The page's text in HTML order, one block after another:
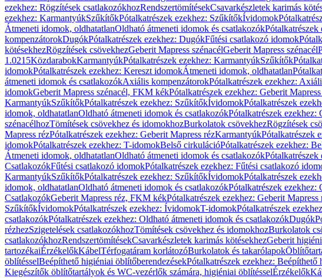
ezekhez: Rögzítések csatlakozókhozRendszertömítésekCsavarkészletek karimás
ezekhez: KarmantyúkSzűkítőkPótalkatrészek ezekhez: SzűkítőkÍvidomok
Átmeneti idomok, oldhatatlanOldható átmeneti idomok és csatlakozókPótalkatrészek
kompenzátorokDugókPótalkatrészek ezekhez: DugókFűtési csatlakozó idomok
kötésekhezRögzítések csövekhezGeberit Mapress szénacélGeberit Mapress szénacél
1.0215KözdarabokKarmantyúkPótalkatrészek ezekhez: KarmantyúkSzűkítők
idomokPótalkatrészek ezekhez: Kereszt idomokÁtmeneti idomok, oldhatatlan
átmeneti idomok és csatlakozókAxiális kompenzátorokPótalkatrészek ezekhez:
idomokGeberit Mapress szénacél, FKM kékPótalkatrészek ezekhez: Geberit
KarmantyúkSzűkítőkPótalkatrészek ezekhez: SzűkítőkÍvidomokPótalkatrészek
idomok, oldhatatlanOldható átmeneti idomok és csatlakozókPótalkatrészek ezekhez:
szénacélhozTömítések csövekhez és idomokhozBurkolatok csövekhezRögzítések
Mapress rézPótalkatrészek ezekhez: Geberit Mapress rézKarmantyúkPótalkatrészek
idomokPótalkatrészek ezekhez: T-idomokBelső cirkulációPótalkatrészek ezekhez:
Átmeneti idomok, oldhatatlanOldható átmeneti idomok és csatlakozókPótalkatrészek
CsatlakozókFűtési csatlakozó idomokPótalkatrészek ezekhez: Fűtési csatlakozó
KarmantyúkSzűkítőkPótalkatrészek ezekhez: SzűkítőkÍvidomokPótalkatrészek
idomok, oldhatatlanOldható átmeneti idomok és csatlakozókPótalkatrészek ezekhez:
CsatlakozókGeberit Mapress réz, FKM kékPótalkatrészek ezekhez: Geberit
SzűkítőkÍvidomokPótalkatrészek ezekhez: ÍvidomokT-idomokPótalkatrészek
csatlakozókPótalkatrészek ezekhez: Oldható átmeneti idomok és csatlakozókDugók
rézhezSzigetelések csatlakozókhozTömítések csövekhez és idomokhozBurkolatok
csatlakozókhozRendszertömítésekCsavarkészletek karimás kötésekhezGeberit
tartozékaiÉrzékelőkKábelTérfogatáram korlátozóBurkolatok és takarólapok
öblítésselBeépíthető higiéniai öblítőberendezésekPótalkatrészek ezekhez:
Kiegészítők öblítőtartályok és WC-vezérlők számára, higiéniai öblítésselÉrzékelők